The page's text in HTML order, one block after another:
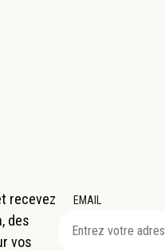
recevez
des
vos
EMAIL